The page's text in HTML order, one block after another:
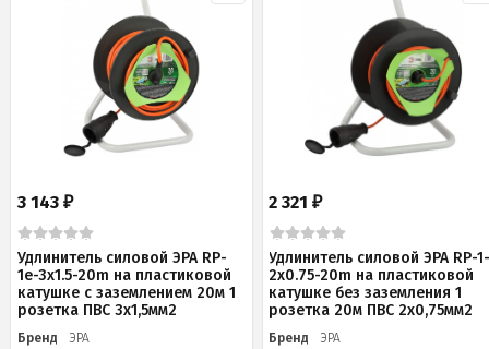
3 143 ₽
Удлинитель силовой ЭРА RP-
1e-3x1.5-20m на пластиковой
катушке c заземлением 20м 1
розетка ПВС 3х1,5мм2
Бренд
ЭРА
2 321₽
Удлинитель силовой ЭРА RP-
2x0.75-20m на пластиковой
катушке без заземления 1
розетка 20м ПВС 2х0,75мм2
Бренд
ЭРА